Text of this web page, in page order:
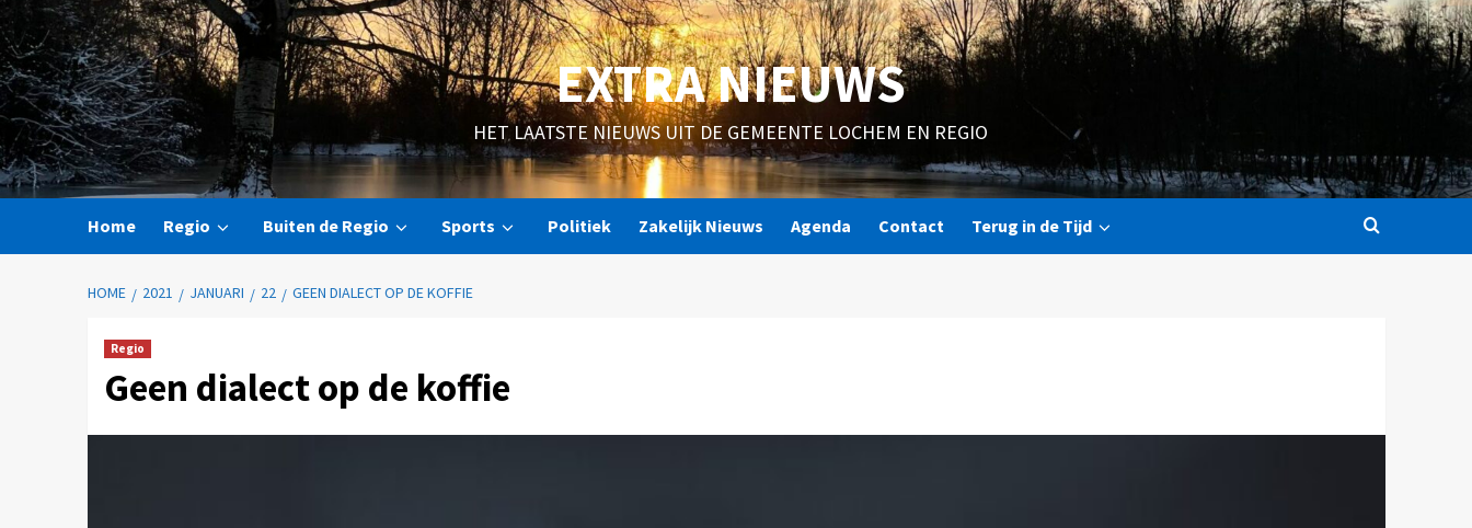
EXTRA NIEUWS
HET LAATSTE NIEUWS UIT DE GEMEENTE LOCHEM EN REGIO
Home Regio Buiten de Regio Sports Politiek Zakelijk Nieuws Agenda Contact Terug in de Tijd
HOME 2021 JANUARI 22 GEEN DIALECT OP DE KOFFIE
Regio
Geen dialect op de koffie